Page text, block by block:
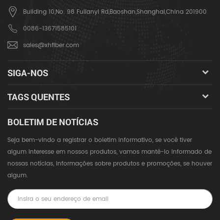
Building 10,No. 98 Fulianyi Rd,Baoshan,Shanghai,China 201900
0086-13671585101
sales@xhfiber.com
SIGA-NOS
TAGS QUENTES
BOLETIM DE NOTÍCIAS
Seja bem-vindo a registrar o boletim informativo, se você tiver
algum interesse em nossos produtos, vamos mantê-lo informado de
nossas notícias, informações sobre produtos e promoções, se houver
algum.